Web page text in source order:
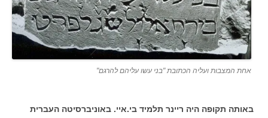
אחת המצבות ועליה הכתובת "בני עשו עליהם להרגם"
באותה תקופה היה ריינר תלמיד בי.איי. באוניברסיטה העברית